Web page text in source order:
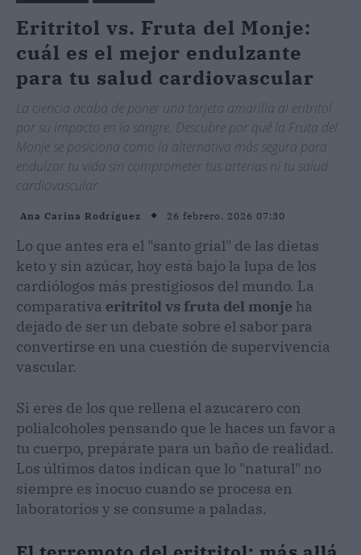
Eritritol vs. Fruta del Monje:
cuál es el mejor endulzante
para tu salud cardiovascular
La ciencia acaba de poner una tarjeta amarilla al eritritol
por su impacto en la sangre. Descubre por qué la Fruta del
Monje se posiciona como la alternativa más segura para
endulzar tu vida sin comprometer tus arterias ni tu salud
cardiovascular.
Ana Carina Rodríguez 26 febrero, 2026 07:30
Lo que antes era el "santo grial" de las dietas
keto y sin azúcar, hoy está bajo la lupa de los
cardiólogos más prestigiosos del mundo. La
comparativa eritritol vs fruta del monje ha
dejado de ser un debate sobre el sabor para
convertirse en una cuestión de supervivencia
vascular.
Si eres de los que rellena el azucarero con
polialcoholes pensando que le haces un favor a
tu cuerpo, prepárate para un baño de realidad.
Los últimos datos indican que lo "natural" no
siempre es inocuo cuando se procesa en
laboratorios y se consume a paladas.